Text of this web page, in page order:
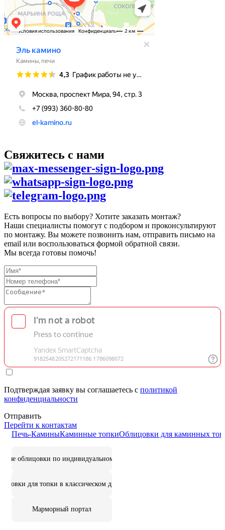
Свяжитесь с нами
Есть вопросы по выбору? Хотите заказать монтаж?
Наши специалисты помогут с подбором и проконсультируют
по монтажу. Вы можете позвонить нам, отправить письмо на
email или воспользоваться формой обратной связи.
Мы всегда готовы помочь!
Подтверждая заявку вы соглашаетесь с политикой
конфиденциальности
Отправить
Перейти к контактам
Печь-КаминыКаминные топкиОблицовки для каминных
облицовки по индивидуальному дизайну
для топки в классическом дизайне
Марморный портал